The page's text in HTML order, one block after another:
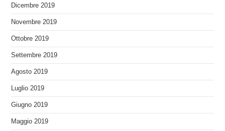
Dicembre 2019
Novembre 2019
Ottobre 2019
Settembre 2019
Agosto 2019
Luglio 2019
Giugno 2019
Maggio 2019